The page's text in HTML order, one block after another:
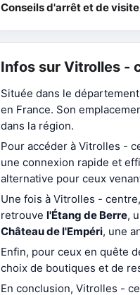
Conseils d'arrêt et de visite
Infos sur Vitrolles -
Située dans le
en France. Son
dans la région.
Pour accéder à Vitrolles -
une connexion rapide et
alternative pour ceux
Une fois à Vitrolles -
retrouve l'Étang de Berre,
Château de l'Empéri, une
Enfin, pour ceux en quête
choix de boutiques et de
En conclusion, Vitrolles -